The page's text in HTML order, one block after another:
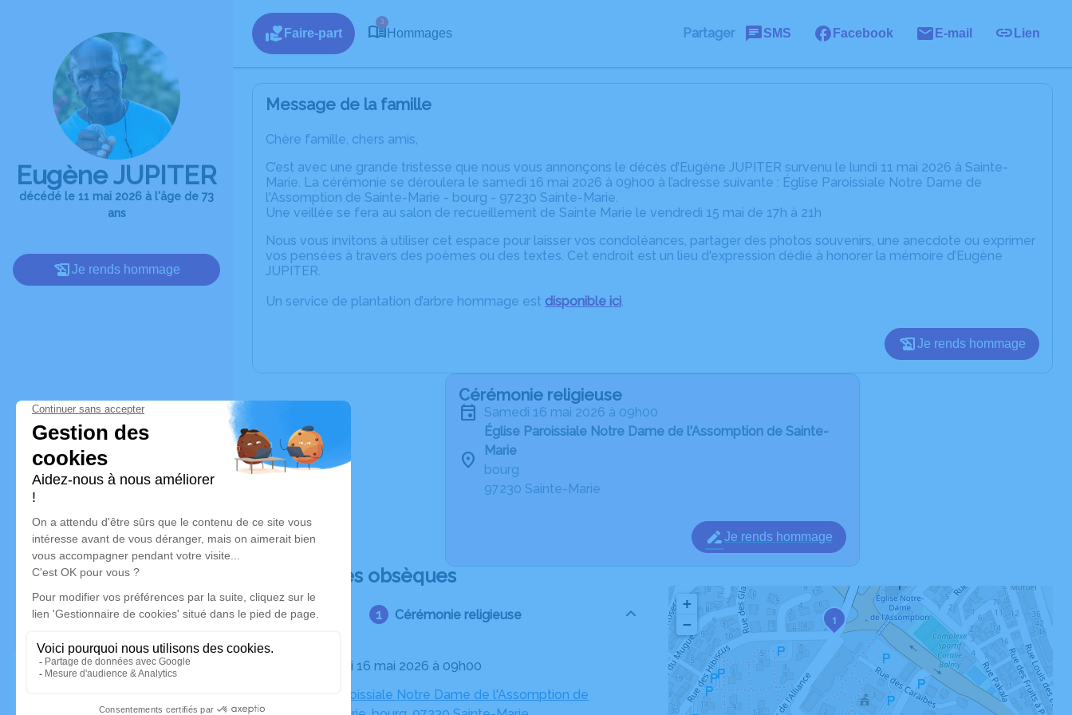
Eugène JUPITER
décédé le 11 mai 2026 à l'âge de 73
ans
Je rends hommage
Faire-part
3
Hommages Partager SMS Facebook E-mail Lien
Message de la famille
Chère famille, chers amis,
C’est avec une grande tristesse que nous vous annonçons le décès d’Eugène JUPITER survenu le lundi 11 mai 2026 à Sainte-
Marie. La cérémonie se déroulera le samedi 16 mai 2026 à 09h00 à l’adresse suivante : Église Paroissiale Notre Dame de
l'Assomption de Sainte-Marie - bourg - 97230 Sainte-Marie.
Une veillée se fera au salon de recueillement de Sainte Marie le vendredi 15 mai de 17h à 21h
Nous vous invitons à utiliser cet espace pour laisser vos condoléances, partager des photos souvenirs, une anecdote ou exprimer
vos pensées à travers des poèmes ou des textes. Cet endroit est un lieu d'expression dédié à honorer la mémoire d’Eugène
JUPITER.
Un service de plantation d’arbre hommage est disponible ici.
Je rends hommage
Cérémonie religieuse
samedi 16 mai 2026 à 09h00
Église Paroissiale Notre Dame de l'Assomption de Sainte-
Marie
bourg
97230 Sainte-Marie
Je rends hommage
Déroulé des obsèques
Cérémonie religieuse
Le samedi 16 mai 2026 à 09h00
Église Paroissiale Notre Dame de l'Assomption de
1
+
−